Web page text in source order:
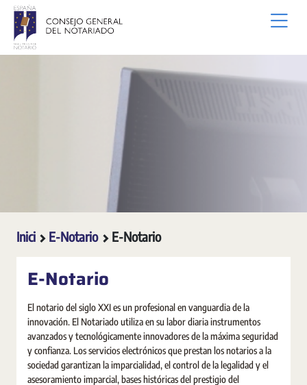
Salta al contingut principal
Inici E-Notario E-Notario
E-Notario
El notario del siglo XXI es un profesional en vanguardia de la
innovación. El Notariado utiliza en su labor diaria instrumentos
avanzados y tecnológicamente innovadores de la máxima seguridad
y confianza. Los servicios electrónicos que prestan los notarios a la
sociedad garantizan la imparcialidad, el control de la legalidad y el
asesoramiento imparcial, bases históricas del prestigio del